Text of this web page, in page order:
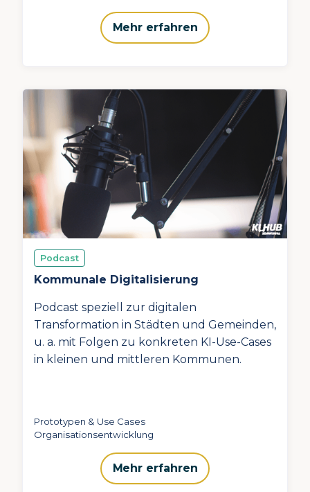
Mehr erfahren
Podcast
Kommunale Digitalisierung
Podcast speziell zur digitalen
Transformation in Städten und Gemeinden,
u. a. mit Folgen zu konkreten KI-Use-Cases
in kleinen und mittleren Kommunen.
Prototypen & Use Cases
Organisationsentwicklung
Mehr erfahren